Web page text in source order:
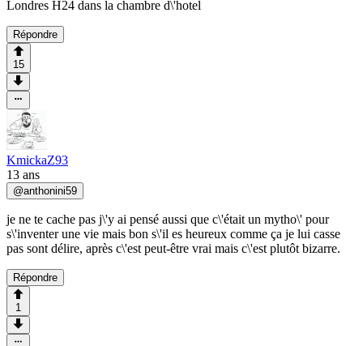
Londres H24 dans la chambre d\'hotel
Répondre
15
KmickaZ93
13 ans
@anthonini59
je ne te cache pas j\'y ai pensé aussi que c\'était un mytho\' pour
s\'inventer une vie mais bon s\'il es heureux comme ça je lui casse
pas sont délire, après c\'est peut-être vrai mais c\'est plutôt bizarre.
Répondre
1